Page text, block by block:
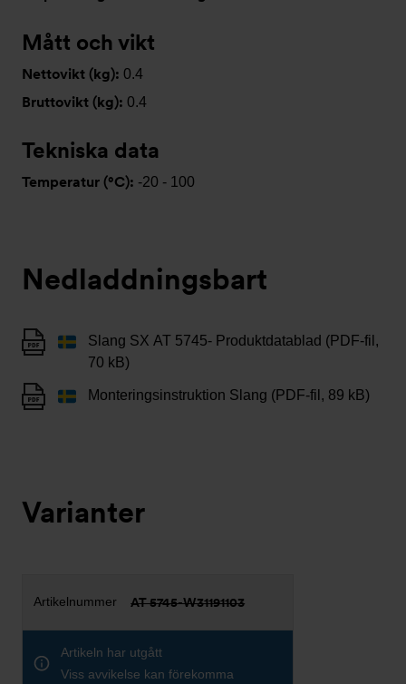
Mått och vikt
Nettovikt (kg): 0.4
Bruttovikt (kg): 0.4
Tekniska data
Temperatur (°C): -20 - 100
Nedladdningsbart
Slang SX AT 5745- Produktdatablad (PDF-fil,
70 kB)
Monteringsinstruktion Slang (PDF-fil, 89 kB)
Varianter
AT 5745-W31191103
Artikeln har utgått
Viss avvikelse kan förekomma